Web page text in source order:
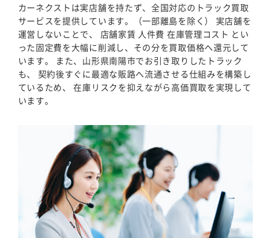
カーネクストは実店舗を持たず、全国対応のトラック買取
サービスを提供しています。（一部離島を除く） 実店舗を
運営しないことで、 店舗家賃 人件費 在庫管理コスト とい
った固定費を大幅に削減し、その分を買取価格へ還元して
います。 また、山形県南陽市でお引き取りしたトラック
も、 契約後すぐに最適な販路へ流通させる仕組みを構築し
ているため、 在庫リスクを抑えながら高価買取を実現して
います。